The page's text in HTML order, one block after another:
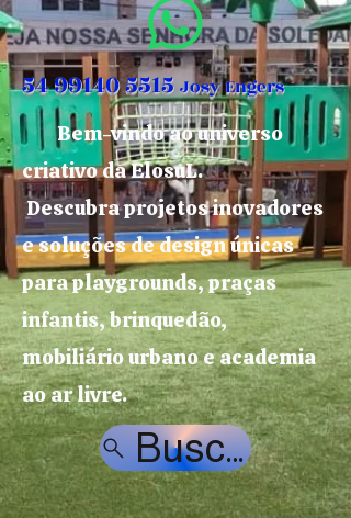
54 99140 5515 Josy Engers
Bem-vindo ao universo
criativo da ElosuL.
Descubra projetos inovadores
e soluções de design únicas
para playgrounds, praças
infantis, brinquedão,
mobiliário urbano e academia
ao ar livre.
Buscar